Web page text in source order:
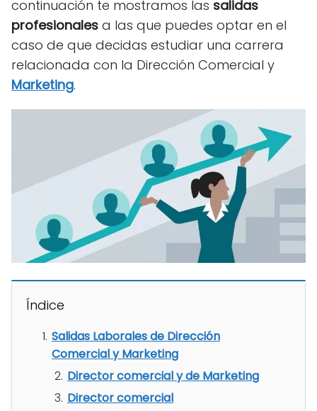
continuación te mostramos las salidas
profesionales a las que puedes optar en el
caso de que decidas estudiar una carrera
relacionada con la Dirección Comercial y
Marketing.
Índice
Salidas Laborales de Dirección
Comercial y Marketing
Director comercial y de Marketing
Director comercial